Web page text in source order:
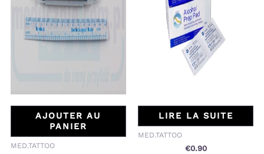
AJOUTER AU
PANIER
MED.TATTOO
LIRE LA SUITE
MED.TATTOO
€0.90